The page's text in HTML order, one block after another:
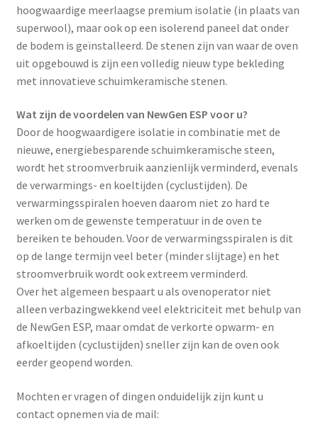
hoogwaardige meerlaagse premium isolatie (in plaats van
superwool), maar ook op een isolerend paneel dat onder
de bodem is geïnstalleerd. De stenen zijn van waar de oven
uit opgebouwd is zijn een volledig nieuw type bekleding
met innovatieve schuimkeramische stenen.
Wat zijn de voordelen van NewGen ESP voor u?
Door de hoogwaardigere isolatie in combinatie met de
nieuwe, energiebesparende schuimkeramische steen,
wordt het stroomverbruik aanzienlijk verminderd, evenals
de verwarmings- en koeltijden (cyclustijden). De
verwarmingsspiralen hoeven daarom niet zo hard te
werken om de gewenste temperatuur in de oven te
bereiken te behouden. Voor de verwarmingsspiralen is dit
op de lange termijn veel beter (minder slijtage) en het
stroomverbruik wordt ook extreem verminderd.
Over het algemeen bespaart u als ovenoperator niet
alleen verbazingwekkend veel elektriciteit met behulp van
de NewGen ESP, maar omdat de verkorte opwarm- en
afkoeltijden (cyclustijden) sneller zijn kan de oven ook
eerder geopend worden.
Mochten er vragen of dingen onduidelijk zijn kunt u
contact opnemen via de mail: